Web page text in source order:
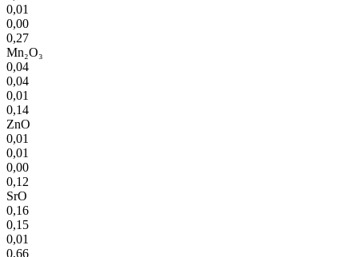
0,01
0,00
0,27
Mn₂O₃
0,04
0,04
0,01
0,14
ZnO
0,01
0,01
0,00
0,12
SrO
0,16
0,15
0,01
0,66